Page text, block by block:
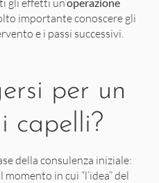
gli effetti un’
importante conoscere gli
e i passi successivi.
per un
capelli?
della consulenza iniziale:
in cui “l’idea” del